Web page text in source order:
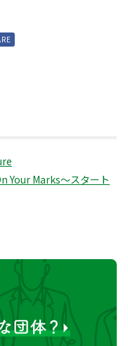
Your Marks～スタート